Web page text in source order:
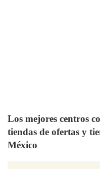
Los mejores centros
tiendas de ofertas y
México